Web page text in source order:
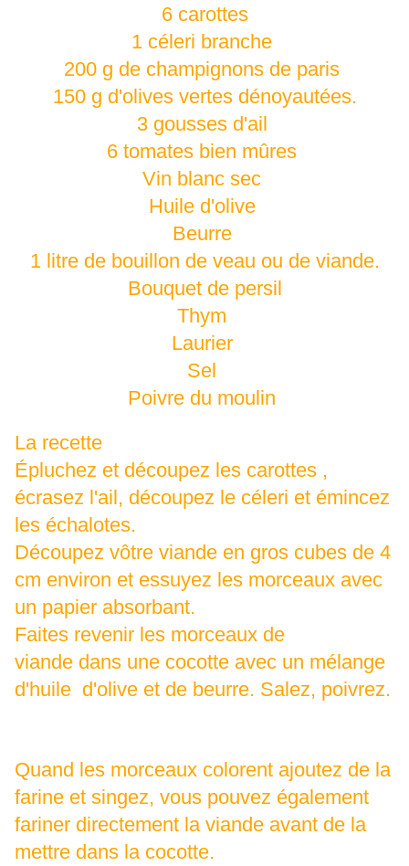
6 carottes
1 céleri branche
200 g de champignons de paris
150 g d'olives vertes dénoyautées.
3 gousses d'ail
6 tomates bien mûres
Vin blanc sec
Huile d'olive
Beurre
1 litre de bouillon de veau ou de viande.
Bouquet de persil
Thym
Laurier
Sel
Poivre du moulin
La recette
Épluchez et découpez les carottes ,
écrasez l'ail, découpez le céleri et émincez
les échalotes.
Découpez vôtre viande en gros cubes de 4
cm environ et essuyez les morceaux avec
un papier absorbant.
Faites revenir les morceaux de
viande dans une cocotte avec un mélange
d'huile d'olive et de beurre. Salez, poivrez.
Quand les morceaux colorent ajoutez de la
farine et singez, vous pouvez également
fariner directement la viande avant de la
mettre dans la cocotte.